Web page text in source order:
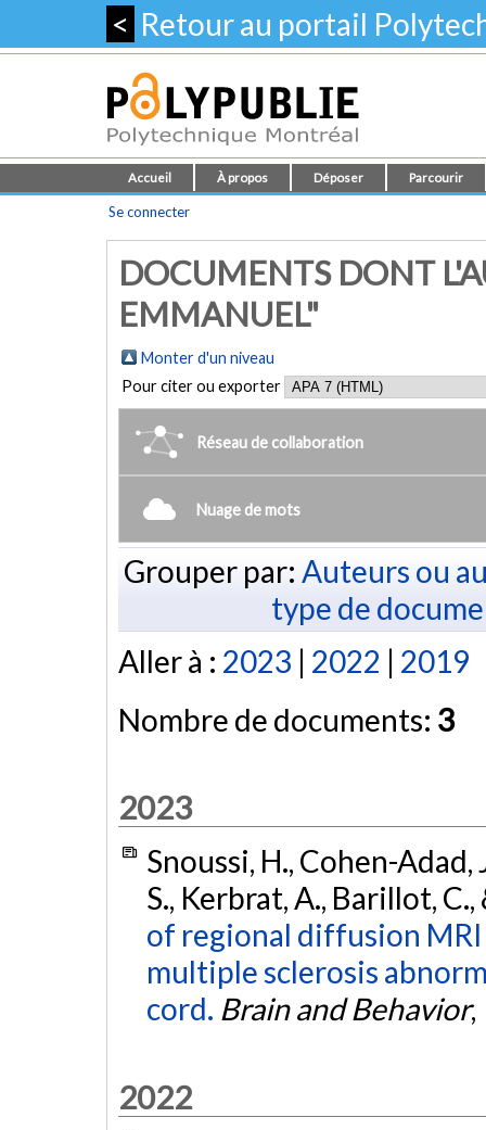
< Retour au portail
Accueil À propos Déposer Parcourir
Se connecter
DOCUMENTS DONT
EMMANUEL"
Monter d'un niveau
Pour citer ou exporter
Réseau de collaboration
Nuage de mots
Grouper par: Auteurs ou
type de
Aller à : 2023 | 2022 | 2019
Nombre de documents: 3
2023
Snoussi, H., Cohen-Adad,
S., Kerbrat, A., Barillot,
of regional diffusion
multiple sclerosis
cord. Brain and Behavior,
2022